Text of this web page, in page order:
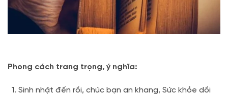
Phong cách trang trọng, ý nghĩa:
Sinh nhật đến rồi, chúc bạn an khang, Sức khỏe dồi